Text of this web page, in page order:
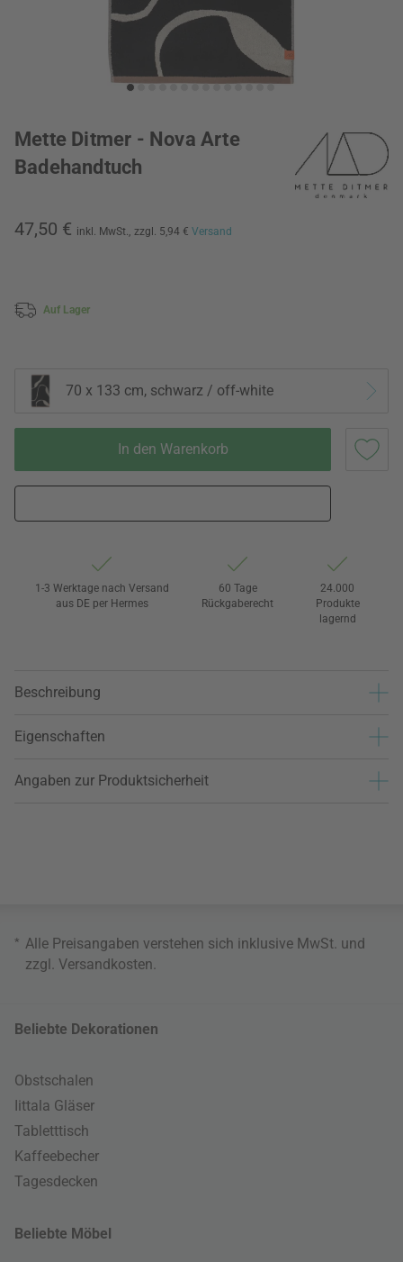
Mette Ditmer - Nova Arte
Badehandtuch
47,50 € inkl. MwSt., zzgl. 5,94 € Versand
Auf Lager
70 x 133 cm, schwarz / off-white
In den Warenkorb
1-3 Werktage nach Versand
aus DE per Hermes
60 Tage
Rückgaberecht
24.000
Produkte
lagernd
Beschreibung
Eigenschaften
Angaben zur Produktsicherheit
* Alle Preisangaben verstehen sich inklusive MwSt. und
zzgl. Versandkosten
Beliebte Dekorationen
Obstschalen
Iittala Gläser
Tabletttisch
Kaffeebecher
Tagesdecken
Beliebte Möbel